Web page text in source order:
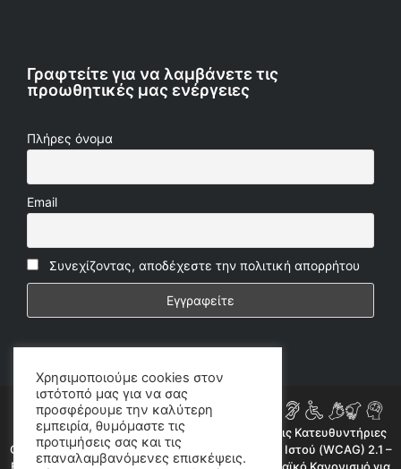
Γραφτείτε για να λαμβάνετε τις
προωθητικές μας ενέργειες
Πλήρες όνομα
Email
Συνεχίζοντας, αποδέχεστε την πολιτική απορρήτου
Η ιστοσελίδα μας συμμορφώνεται εν μέρει με τις Κατευθυντήριες
Οδηγίες για την Προσβασιμότητα Περιεχομένου Ιστού (WCAG) 2.1 –
Χρησιμοποιούμε cookies στον
ιστότοπό μας για να σας
προσφέρουμε την καλύτερη
εμπειρία, θυμόμαστε τις
προτιμήσεις σας και τις
επαναλαμβανόμενες επισκέψεις.